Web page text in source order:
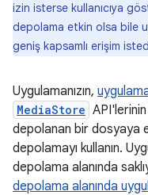
izin isterse kullanıcıya
depolama etkin olsa bile
geniş kapsamlı erişim
Uygulamanızın,
MediaStore
depolanan bir dosyaya
depolamayı kullanın.
depolama alanında
depolama alanında